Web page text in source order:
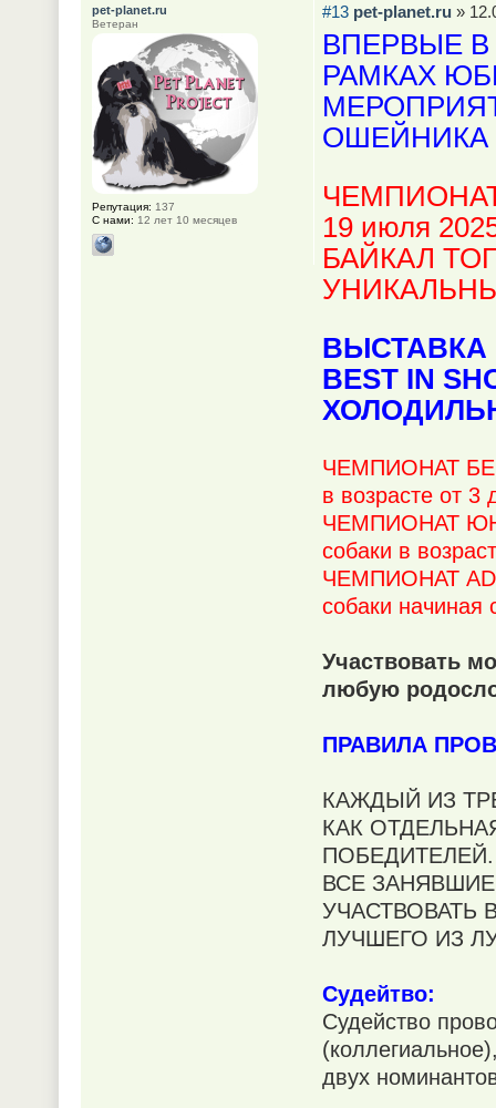
#13 pet-planet.ru »
ВПЕРВЫЕ
РАМКАХ
ОШЕЙНИКА
19 июля
БАЙКАЛ
ВЫСТАВКА
BEST IN
ЧЕМПИОНАТ
в возрасте от
ЧЕМПИОНАТ
собаки в
ЧЕМПИОНАТ
собаки начиная
Участвовать
любую
ПРАВИЛА
КАЖДЫЙ ИЗ
КАК
ВСЕ
УЧАСТВОВАТЬ
ЛУЧШЕГО ИЗ
Судейтво:
Судейство
двух
pet-planet.ru
Ветеран
Репутация: 137
С нами: 12 лет 10 месяцев